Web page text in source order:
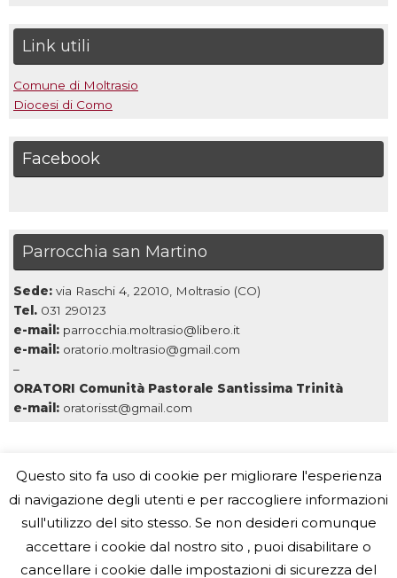
Link utili
Comune di Moltrasio
Diocesi di Como
Facebook
Parrocchia san Martino
Sede: via Raschi 4, 22010, Moltrasio (CO)
Tel. 031 290123
e-mail: parrocchia.moltrasio@libero.it
e-mail: oratorio.moltrasio@gmail.com
–
ORATORI Comunità Pastorale Santissima Trinità
e-mail: oratorisst@gmail.com
Parrocchia San Martino, Moltrasio
Indirizzo: Via Raschi, 4, 22010 Moltrasio CO
Questo sito fa uso di cookie per migliorare l'esperienza
di navigazione degli utenti e per raccogliere informazioni
sull'utilizzo del sito stesso. Se non desideri comunque
accettare i cookie dal nostro sito , puoi disabilitare o
cancellare i cookie dalle impostazioni di sicurezza del